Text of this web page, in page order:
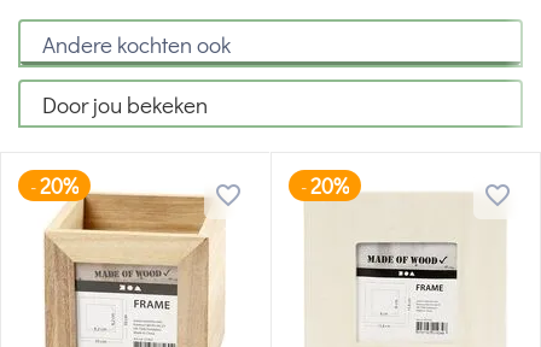
Andere kochten ook
Door jou bekeken
-20% -20%